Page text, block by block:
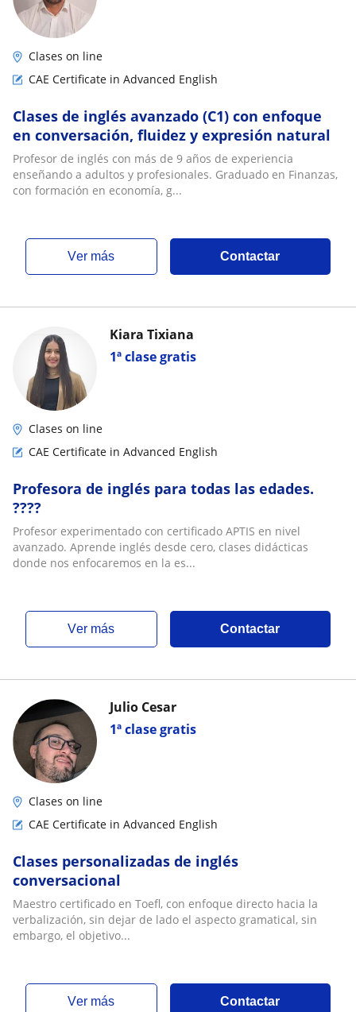
Clases on line
CAE Certificate in Advanced English
Clases de inglés avanzado (C1) con enfoque
en conversación, fluidez y expresión natural
Profesor de inglés con más de 9 años de experiencia
enseñando a adultos y profesionales. Graduado en Finanzas,
con formación en economía, g...
ver más Contactar
1ª clase gratis
Kiara Tixiana
Clases on line
CAE Certificate in Advanced English
Profesora de inglés para todas las edades.
????
Profesor experimentado con certificado APTIS en nivel
avanzado. Aprende inglés desde cero, clases didácticas
donde nos enfocaremos en la es...
ver más Contactar
1ª clase gratis
Julio Cesar
Clases on line
CAE Certificate in Advanced English
Clases personalizadas de inglés
conversacional
Maestro certificado en Toefl, con enfoque directo hacia la
verbalización, sin dejar de lado el aspecto gramatical, sin
embargo, el objetivo...
ver más Contactar